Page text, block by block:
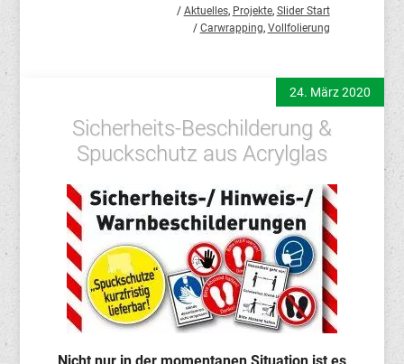
/ Aktuelles, Projekte, Slider Start
/ Carwrapping, Vollfolierung
24. März 2020
Sicherheits-Beschilderung &
Spuckschutz aus Acrylglas